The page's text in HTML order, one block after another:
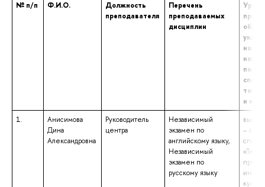
№ п/п Ф.И.О.
Должность
преподавателя
Перечень
преподаваемых
дисциплин
том
и
1.
Анисимова
Дина
Александровна
Руководитель
центра
Независимый
экзамен по
английскому языку,
Независимый
экзамен по
русскому языку
–